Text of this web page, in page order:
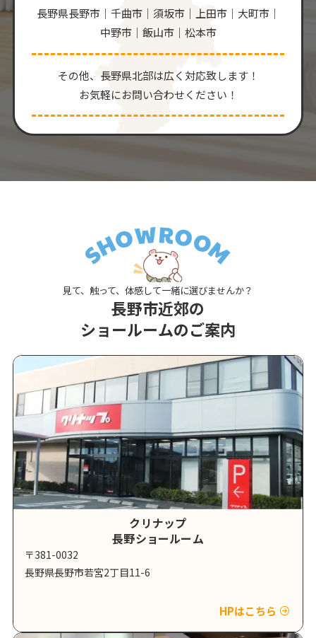
長野県長野市｜千曲市｜須坂市｜上田市｜大町市｜
中野市｜飯山市｜松本市
その他、⻑野県北部は広く対応致します！
お気軽にお問い合わせください！
見て、触って、体感して一緒に選びませんか？
長野市近郊の
ショールームのご案内
クリナップ
長野ショールーム
〒381-0032
長野県長野市若宮2丁目11-6
HPはこちら